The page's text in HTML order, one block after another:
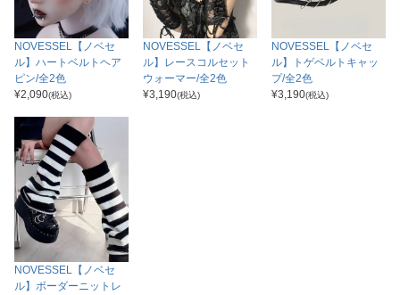
NOVESSEL【ノベセ
ル】ハートベルトヘア
ピン/全2色
¥2,090(税込)
NOVESSEL【ノベセ
ル】レースコルセット
ウォーマー/全2色
¥3,190(税込)
NOVESSEL【ノベセ
ル】トゲベルトキャッ
プ/全2色
¥3,190(税込)
NOVESSEL【ノベセ
ル】ボーダーニットレ